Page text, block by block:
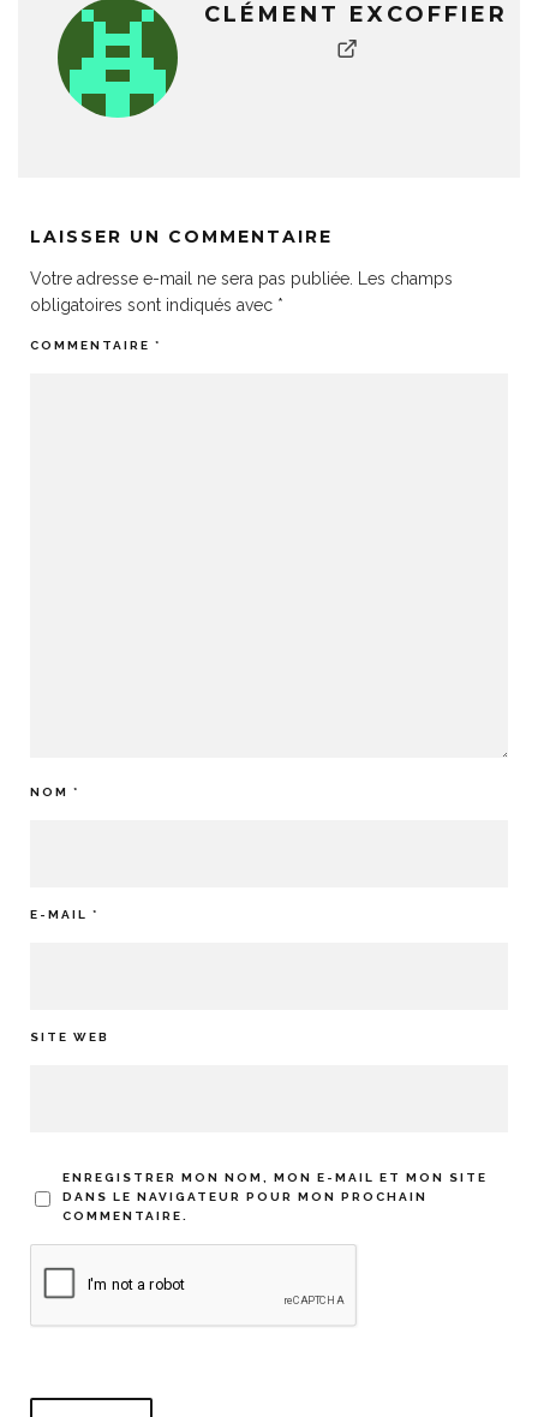
CLÉMENT EXCOFFIER
LAISSER UN COMMENTAIRE
Votre adresse e-mail ne sera pas publiée.
Les champs
obligatoires sont indiqués avec *
COMMENTAIRE *
NOM *
E-MAIL *
SITE WEB
ENREGISTRER MON NOM, MON E-MAIL ET MON SITE
DANS LE NAVIGATEUR POUR MON PROCHAIN
COMMENTAIRE.